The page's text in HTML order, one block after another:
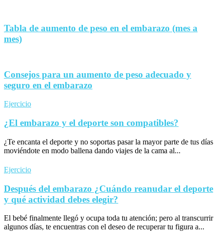
Tabla de aumento de peso en el embarazo (mes a
mes)
Consejos para un aumento de peso adecuado y
seguro en el embarazo
Ejercicio
¿El embarazo y el deporte son compatibles?
¿Te encanta el deporte y no soportas pasar la mayor parte de tus días
moviéndote en modo ballena dando viajes de la cama al...
Ejercicio
Después del embarazo ¿Cuándo reanudar el deporte
y qué actividad debes elegir?
El bebé finalmente llegó y ocupa toda tu atención; pero al transcurrir
algunos días, te encuentras con el deseo de recuperar tu figura a...